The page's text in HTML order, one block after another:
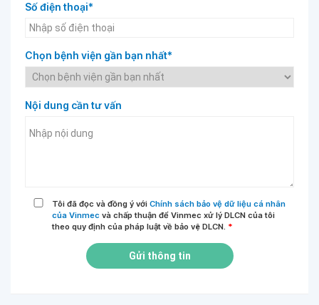
Số điện thoại*
Chọn bệnh viện gần bạn nhất*
Nội dung cần tư vấn
Tôi đã đọc và đồng ý với Chính sách bảo vệ dữ liệu cá nhân
của Vinmec và chấp thuận để Vinmec xử lý DLCN của tôi
theo quy định của pháp luật về bảo vệ DLCN. *
Gửi thông tin